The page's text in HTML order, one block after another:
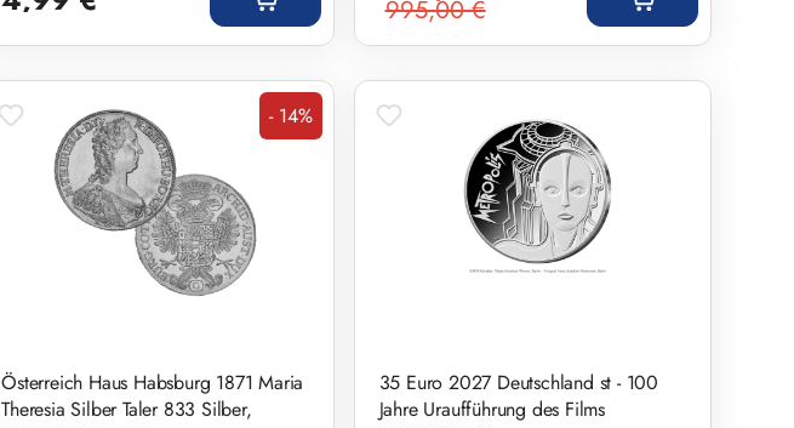
Regulärer Preis:
995,00 €
Rabatt
- 14%
Österreich Haus Habsburg 1871 Maria
Theresia Silber Taler 833 Silber,
35 Euro 2027 Deutschland st - 100
Jahre Uraufführung des Films